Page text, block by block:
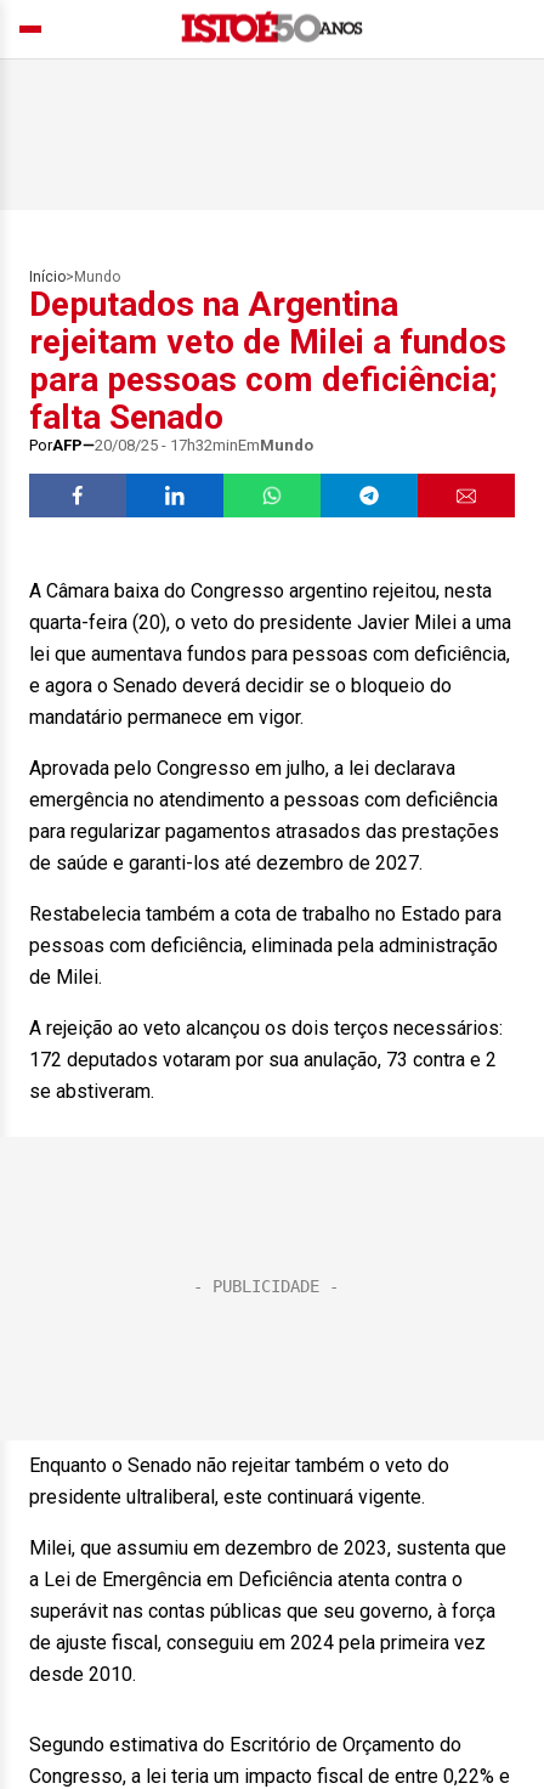
Início> Mundo
Deputados na Argentina
rejeitam veto de Milei a fundos
para pessoas com deficiência;
falta Senado
PorAFP 20/08/25 - 17h32minEmMundo
A Câmara baixa do Congresso argentino rejeitou, nesta
quarta-feira (20), o veto do presidente Javier Milei a uma
lei que aumentava fundos para pessoas com deficiência,
e agora o Senado deverá decidir se o bloqueio do
mandatário permanece em vigor.
Aprovada pelo Congresso em julho, a lei declarava
emergência no atendimento a pessoas com deficiência
para regularizar pagamentos atrasados das prestações
de saúde e garanti-los até dezembro de 2027.
Restabelecia também a cota de trabalho no Estado para
pessoas com deficiência, eliminada pela administração
de Milei.
A rejeição ao veto alcançou os dois terços necessários:
172 deputados votaram por sua anulação, 73 contra e 2
se abstiveram.
Enquanto o Senado não rejeitar também o veto do
presidente ultraliberal, este continuará vigente.
Milei, que assumiu em dezembro de 2023, sustenta que
a Lei de Emergência em Deficiência atenta contra o
superávit nas contas públicas que seu governo, à força
de ajuste fiscal, conseguiu em 2024 pela primeira vez
desde 2010.
Segundo estimativa do Escritório de Orçamento do
Congresso, a lei teria um impacto fiscal de entre 0,22% e